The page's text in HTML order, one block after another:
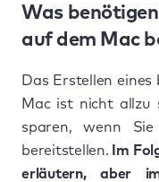
Was
auf dem Mac
Das Erstellen
Mac ist nicht allzu
sparen, wenn
bereitstellen.
Im
erläutern, aber